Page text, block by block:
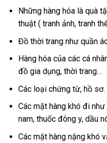
Những hàng hóa là quà
thuật ( tranh ảnh, tranh
Đồ thời trang như quần
Hàng hóa của các cá
đồ gia dụng, thời trang…
Các loại chứng từ, hồ sơ.
Các mặt hàng khó đi
nam, thuốc đông y, dầu
Các mặt hàng nặng khó